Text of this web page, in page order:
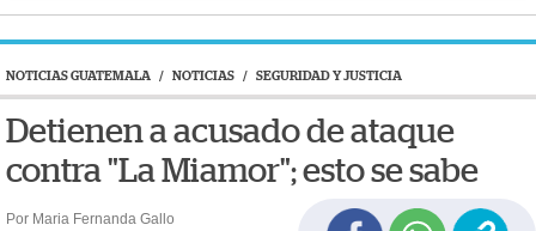
NOTICIAS GUATEMALA / NOTICIAS / SEGURIDAD Y JUSTICIA
Detienen a acusado de ataque
contra "La Miamor"; esto se sabe
Por Maria Fernanda Gallo